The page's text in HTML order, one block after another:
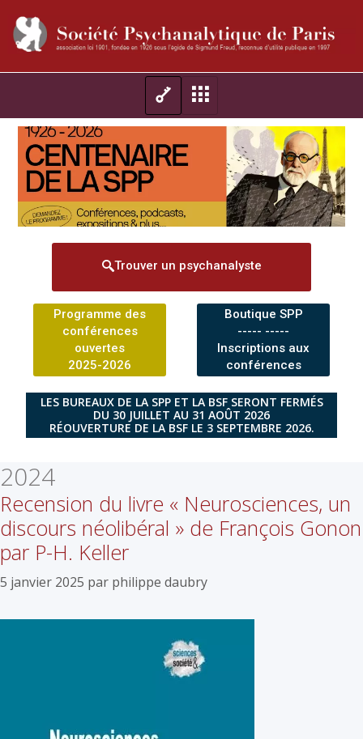
Trouver un psychanalyste
Programme des
conférences
ouvertes
2025-2026
Boutique SPP
----- -----
Inscriptions aux
conférences
LES BUREAUX DE LA SPP ET LA BSF SERONT FERMÉS
DU 30 JUILLET AU 31 AOÛT 2026
RÉOUVERTURE DE LA BSF LE 3 SEPTEMBRE 2026.
2024
Recension du livre « Neurosciences, un
discours néolibéral » de François Gonon
par P-H. Keller
5 janvier 2025 par philippe daubry